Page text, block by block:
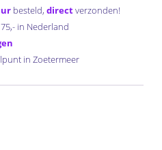
besteld, directverzonden!
in Nederland
in Zoetermeer